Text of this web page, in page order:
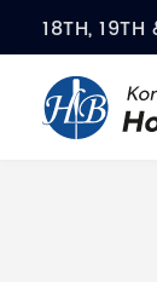
18TH,